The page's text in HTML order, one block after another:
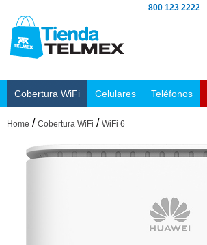
800 123 2222
Cobertura WiFi Celulares Teléfonos
Home / Cobertura WiFi / WiFi 6